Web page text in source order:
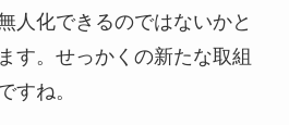
人化できるのではないかと
す。せっかくの新たな取組
すね。